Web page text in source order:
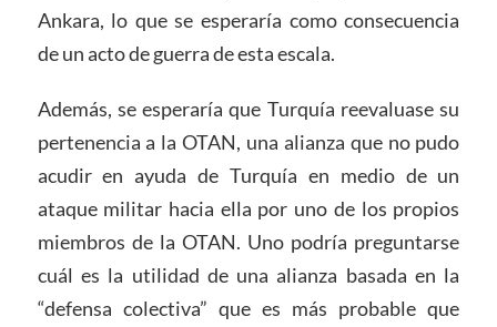
Ankara, lo que se esperaría como consecuencia
de un acto de guerra de esta escala.
Además, se esperaría que Turquía reevaluase su
pertenencia a la OTAN, una alianza que no pudo
acudir en ayuda de Turquía en medio de un
ataque militar hacia ella por uno de los propios
miembros de la OTAN. Uno podría preguntarse
cuál es la utilidad de una alianza basada en la
“defensa colectiva” que es más probable que